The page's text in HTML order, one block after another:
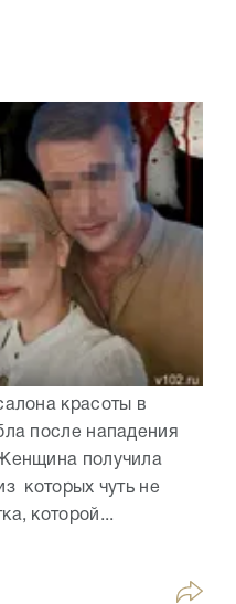
красоты в
после нападения
получила
которых чуть не
которой...